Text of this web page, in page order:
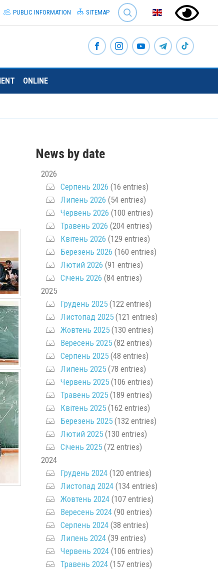
SEARCH
PUBLIC INFORMATION SITEMAP
ONLINE
News by date
2026
Серпень 2026 (16 entries)
Липень 2026 (54 entries)
Червень 2026 (100 entries)
Травень 2026 (204 entries)
Квітень 2026 (129 entries)
Березень 2026 (160 entries)
Лютий 2026 (91 entries)
Січень 2026 (84 entries)
2025
Грудень 2025(122 entries)
Листопад 2025(121 entries)
Жовтень 2025(130 entries)
Вересень 2025(82 entries)
Серпень 2025(48 entries)
Липень 2025(78 entries)
Червень 2025(106 entries)
Травень 2025(189 entries)
Квітень 2025(162 entries)
Березень 2025(132 entries)
Лютий 2025(130 entries)
Січень 2025(72 entries)
2024
Грудень 2024(120 entries)
Листопад 2024(134 entries)
Жовтень 2024(107 entries)
Вересень 2024(90 entries)
Серпень 2024(38 entries)
Липень 2024(39 entries)
Червень 2024(106 entries)
Травень 2024(157 entries)